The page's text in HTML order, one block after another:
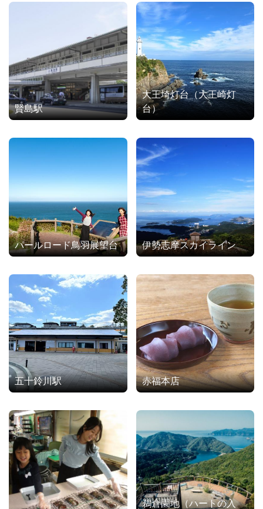
賢島駅
大王埼灯台（大王崎灯
台）
パールロード鳥羽展望台 伊勢志摩スカイライン
五十鈴川駅 赤福本店
鵜倉園地（ハートの入